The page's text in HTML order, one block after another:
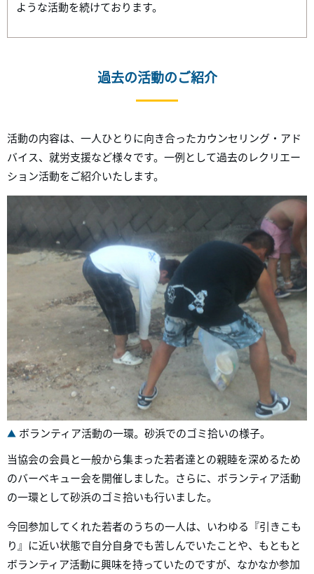
ような活動を続けております。
過去の活動のご紹介
活動の内容は、一人ひとりに向き合ったカウンセリング・アド
バイス、就労支援など様々です。 一例として過去のレクリエー
ション活動をご紹介いたします。
ボランティア活動の一環。砂浜でのゴミ拾いの様子。
当協会の会員と一般から集まった若者達との親睦を深めるため
のバーベキュー会を開催しました。さらに、ボランティア活動
の一環として砂浜のゴミ拾いも行いました。
今回参加してくれた若者のうちの一人は、いわゆる『引きこも
り』に近い状態で自分自身でも苦しんでいたことや、もともと
ボランティア活動に興味を持っていたのですが、なかなか参加